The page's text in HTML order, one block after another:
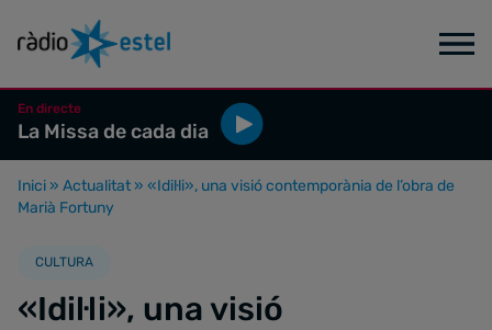
En directe
La Missa de cada dia
Inici » Actualitat » «Idil·li», una visió contemporània de l’obra de
Marià Fortuny
CULTURA
«Idil·li», una visió